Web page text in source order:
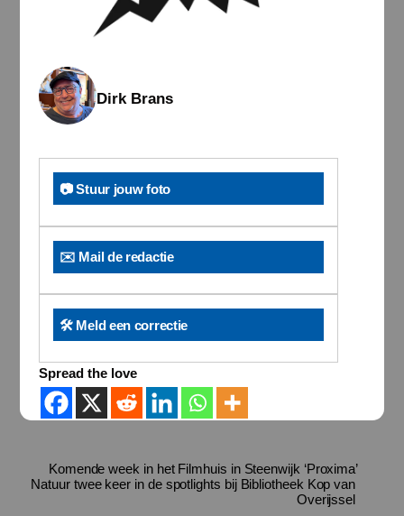
Dirk Brans
📷 Stuur jouw foto
✉️ Mail de redactie
🛠️ Meld een correctie
Spread the love
Komende week in het Filmhuis in Steenwijk ‘Proxima’
Natuur twee keer in de spotlights bij Bibliotheek Kop van
Overijssel